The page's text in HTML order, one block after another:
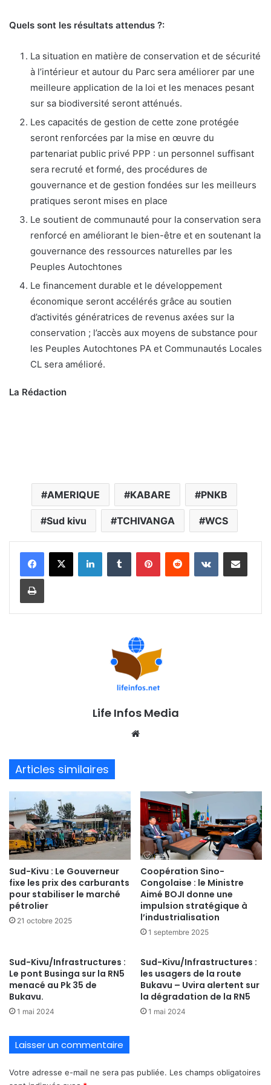
Quels sont les résultats attendus ?:
La situation en matière de conservation et de sécurité
à l’intérieur et autour du Parc sera améliorer par une
meilleure application de la loi et les menaces pesant
sur sa biodiversité seront atténués.
Les capacités de gestion de cette zone protégée
seront renforcées par la mise en œuvre du
partenariat public privé PPP : un personnel suffisant
sera recruté et formé, des procédures de
gouvernance et de gestion fondées sur les meilleurs
pratiques seront mises en place
Le soutient de communauté pour la conservation sera
renforcé en améliorant le bien-être et en soutenant la
gouvernance des ressources naturelles par les
Peuples Autochtones
Le financement durable et le développement
économique seront accélérés grâce au soutien
d’activités génératrices de revenus axées sur la
conservation ; l’accès aux moyens de substance pour
les Peuples Autochtones PA et Communautés Locales
CL sera amélioré.
La Rédaction
AMERIQUE KABARE PNKB
Sud kivu TCHIVANGA WCS
Life Infos Media
Articles similaires
Sud-Kivu : Le Gouverneur
fixe les prix des carburants
pour stabiliser le marché
pétrolier
21 octobre 2025
Coopération Sino-
Congolaise : le Ministre
Aimé BOJI donne une
impulsion stratégique à
l’industrialisation
1 septembre 2025
Sud-Kivu/Infrastructures :
Le pont Businga sur la RN5
menacé au Pk 35 de
Bukavu.
1 mai 2024
Sud-Kivu/Infrastructures :
les usagers de la route
Bukavu – Uvira alertent sur
la dégradation de la RN5
1 mai 2024
Laisser un commentaire
Votre adresse e-mail ne sera pas publiée. Les champs obligatoires